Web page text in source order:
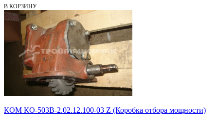
В КОРЗИНУ
КОМ КО-503В-2.02.12.100-03 Z (Коробка отбора мощности)